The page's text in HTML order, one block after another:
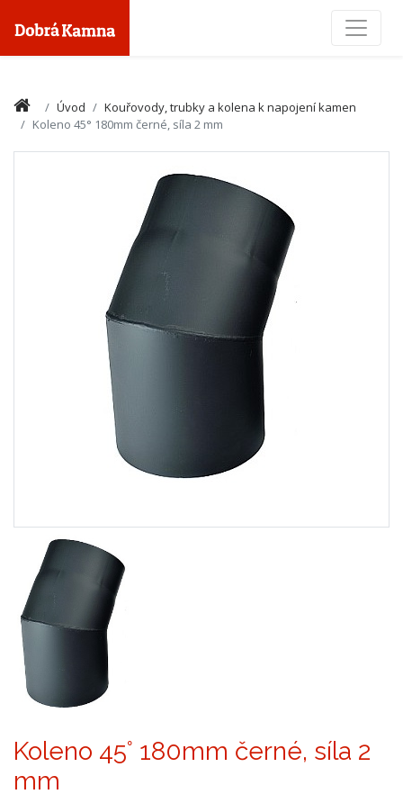
Úvod
Kouřovody, trubky a kolena k napojení kamen
Koleno 45° 180mm černé, síla 2 mm
Koleno 45° 180mm černé, síla 2
mm